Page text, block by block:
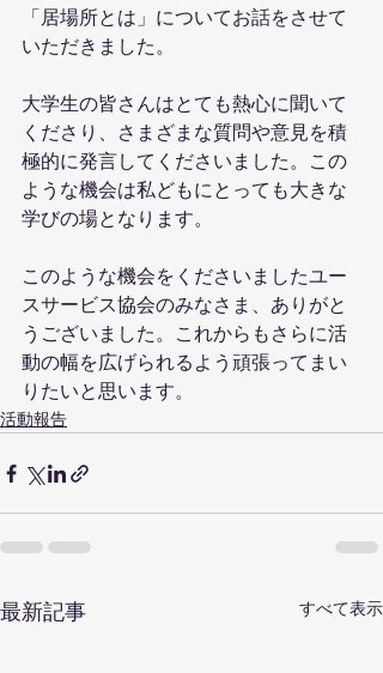
「居場所とは」についてお話をさせて
いただきました。
大学生の皆さんはとても熱心に聞いて
くださり、さまざまな質問や意見を積
極的に発言してくださいました。この
ような機会は私どもにとっても大きな
学びの場となります。
このような機会をくださいましたユー
スサービス協会のみなさま、ありがと
うございました。これからもさらに活
動の幅を広げられるよう頑張ってまい
りたいと思います。
活動報告
最新記事 すべて表示